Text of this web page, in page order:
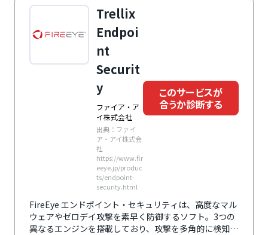
Trellix
Endpoi
nt
Securit
y
ファイア・ア
イ株式会社
出典：ファイ
ア・アイ株式会
社
https://www.fir
eeye.jp/produc
ts/endpoint-
security.html
このサービスが
合うか診断する
FireEye エンドポイント・セキュリティは、高度なマル
ウェアやゼロデイ攻撃を素早く防御するソフト。3つの
異なるエンジンを搭載しており、攻撃を多角的に検知、